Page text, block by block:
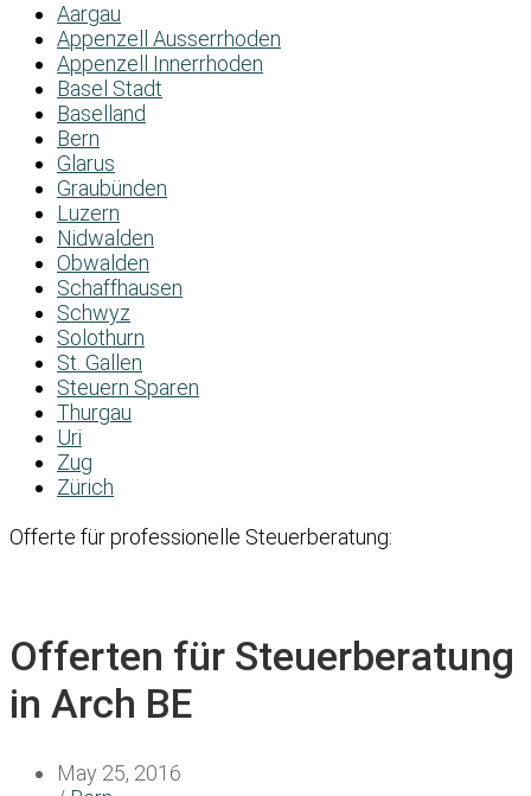
Aargau
Appenzell Ausserrhoden
Appenzell Innerrhoden
Basel Stadt
Baselland
Bern
Glarus
Graubünden
Luzern
Nidwalden
Obwalden
Schaffhausen
Schwyz
Solothurn
St. Gallen
Steuern Sparen
Thurgau
Uri
Zug
Zürich
Offerte für professionelle Steuerberatung:
Offerten für Steuerberatung
in Arch BE
May 25, 2016